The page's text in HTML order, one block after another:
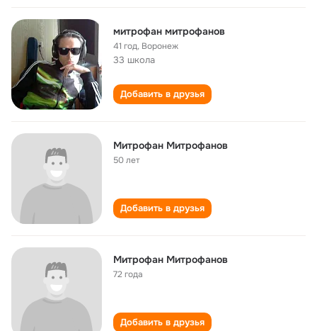
митрофан митрофанов
41 год, Воронеж
33 школа
Добавить в друзья
Митрофан Митрофанов
50 лет
Добавить в друзья
Митрофан Митрофанов
72 года
Добавить в друзья